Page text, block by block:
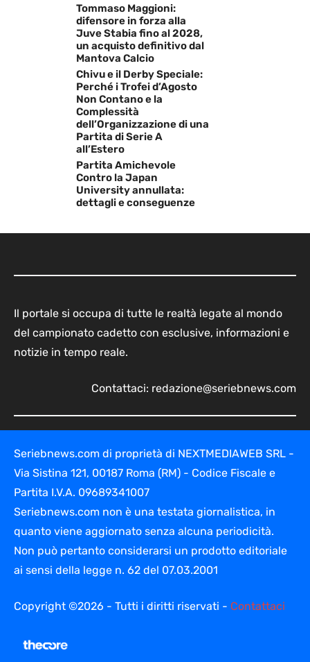
Tommaso Maggioni:
difensore in forza alla
Juve Stabia fino al 2028,
un acquisto definitivo dal
Mantova Calcio
Chivu e il Derby Speciale:
Perché i Trofei d’Agosto
Non Contano e la
Complessità
dell’Organizzazione di una
Partita di Serie A
all’Estero
Partita Amichevole
Contro la Japan
University annullata:
dettagli e conseguenze
Il portale si occupa di tutte le realtà legate al mondo
del campionato cadetto con esclusive, informazioni e
notizie in tempo reale.
Contattaci: redazione@seriebnews.com
Seriebnews.com di proprietà di NEXTMEDIAWEB SRL -
Via Sistina 121, 00187 Roma (RM) - Codice Fiscale e
Partita I.V.A. 09689341007
Seriebnews.com non è una testata giornalistica, in
quanto viene aggiornato senza alcuna periodicità.
Non può pertanto considerarsi un prodotto editoriale
ai sensi della legge n. 62 del 07.03.2001
Copyright ©2026 - Tutti i diritti riservati - Contattaci